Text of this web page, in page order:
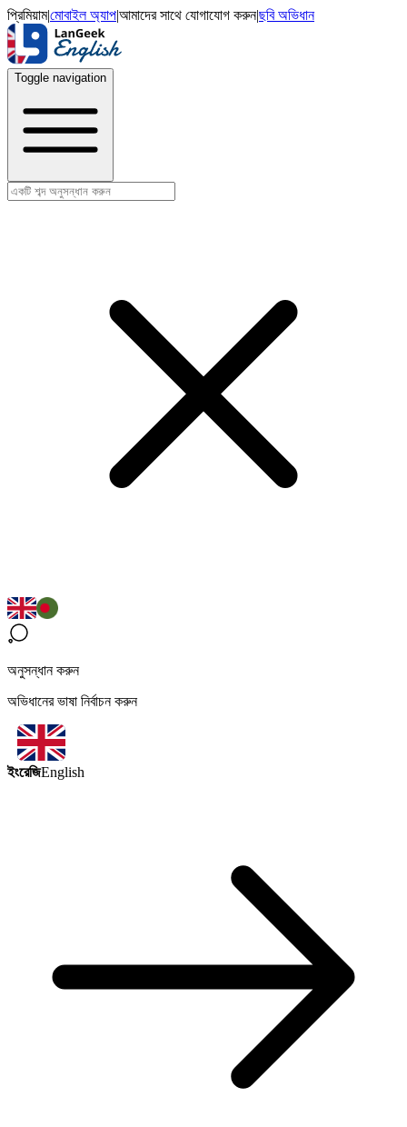
প্রিমিয়াম|মোবাইল অ্যাপ|আমাদের সাথে যোগাযোগ করুন|ছবি অভিধান
Toggle navigation
অনুসন্ধান করুন
অভিধানের ভাষা নির্বাচন করুন
ইংরেজিEnglish